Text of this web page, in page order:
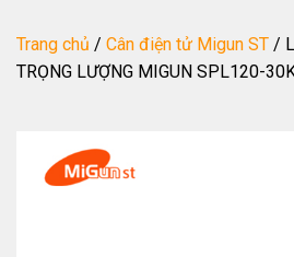
Trang chủ / Cân điện tử Migun ST /
TRỌNG LƯỢNG MIGUN SPL120-